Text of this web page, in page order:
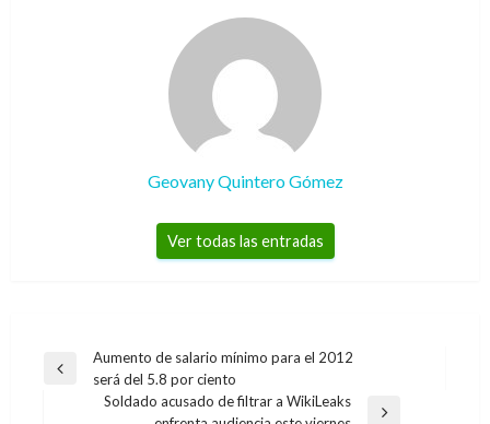
Geovany Quintero Gómez
Ver todas las entradas
Navegación
Entrada
Aumento de salario mínimo para el 2012
será del 5.8 por ciento
Soldado acusado de filtrar a WikiLeaks